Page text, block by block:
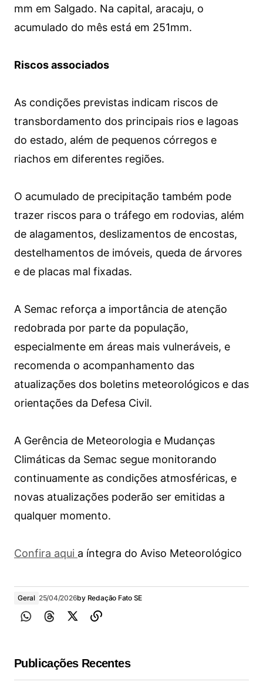
mm em Salgado. Na capital, aracaju, o
acumulado do mês está em 251mm.
Riscos associados
As condições previstas indicam riscos de
transbordamento dos principais rios e lagoas
do estado, além de pequenos córregos e
riachos em diferentes regiões.
O acumulado de precipitação também pode
trazer riscos para o tráfego em rodovias, além
de alagamentos, deslizamentos de encostas,
destelhamentos de imóveis, queda de árvores
e de placas mal fixadas.
A Semac reforça a importância de atenção
redobrada por parte da população,
especialmente em áreas mais vulneráveis, e
recomenda o acompanhamento das
atualizações dos boletins meteorológicos e das
orientações da Defesa Civil.
A Gerência de Meteorologia e Mudanças
Climáticas da Semac segue monitorando
continuamente as condições atmosféricas, e
novas atualizações poderão ser emitidas a
qualquer momento.
Confira aqui a íntegra do Aviso Meteorológico
Geral 25/04/2026by Redação Fato SE
Publicações Recentes